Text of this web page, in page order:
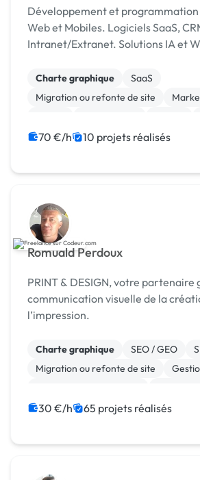
Développement et
Web et Mobiles. Logiciels SaaS, CRM, ERP,
Intranet/Extranet. Solutions
Charte graphique
SaaS
Migration ou refonte de site
Java
IoT
70 €/h 10 projets réalisés
Romuald Perdoux
PRINT & DESIGN, votre partenaire
communication visuelle de la
l’impression.
Charte graphique SEO / GEO
Migration ou refonte de site
Système de paiement
Paypal
30 €/h 65 projets réalisés